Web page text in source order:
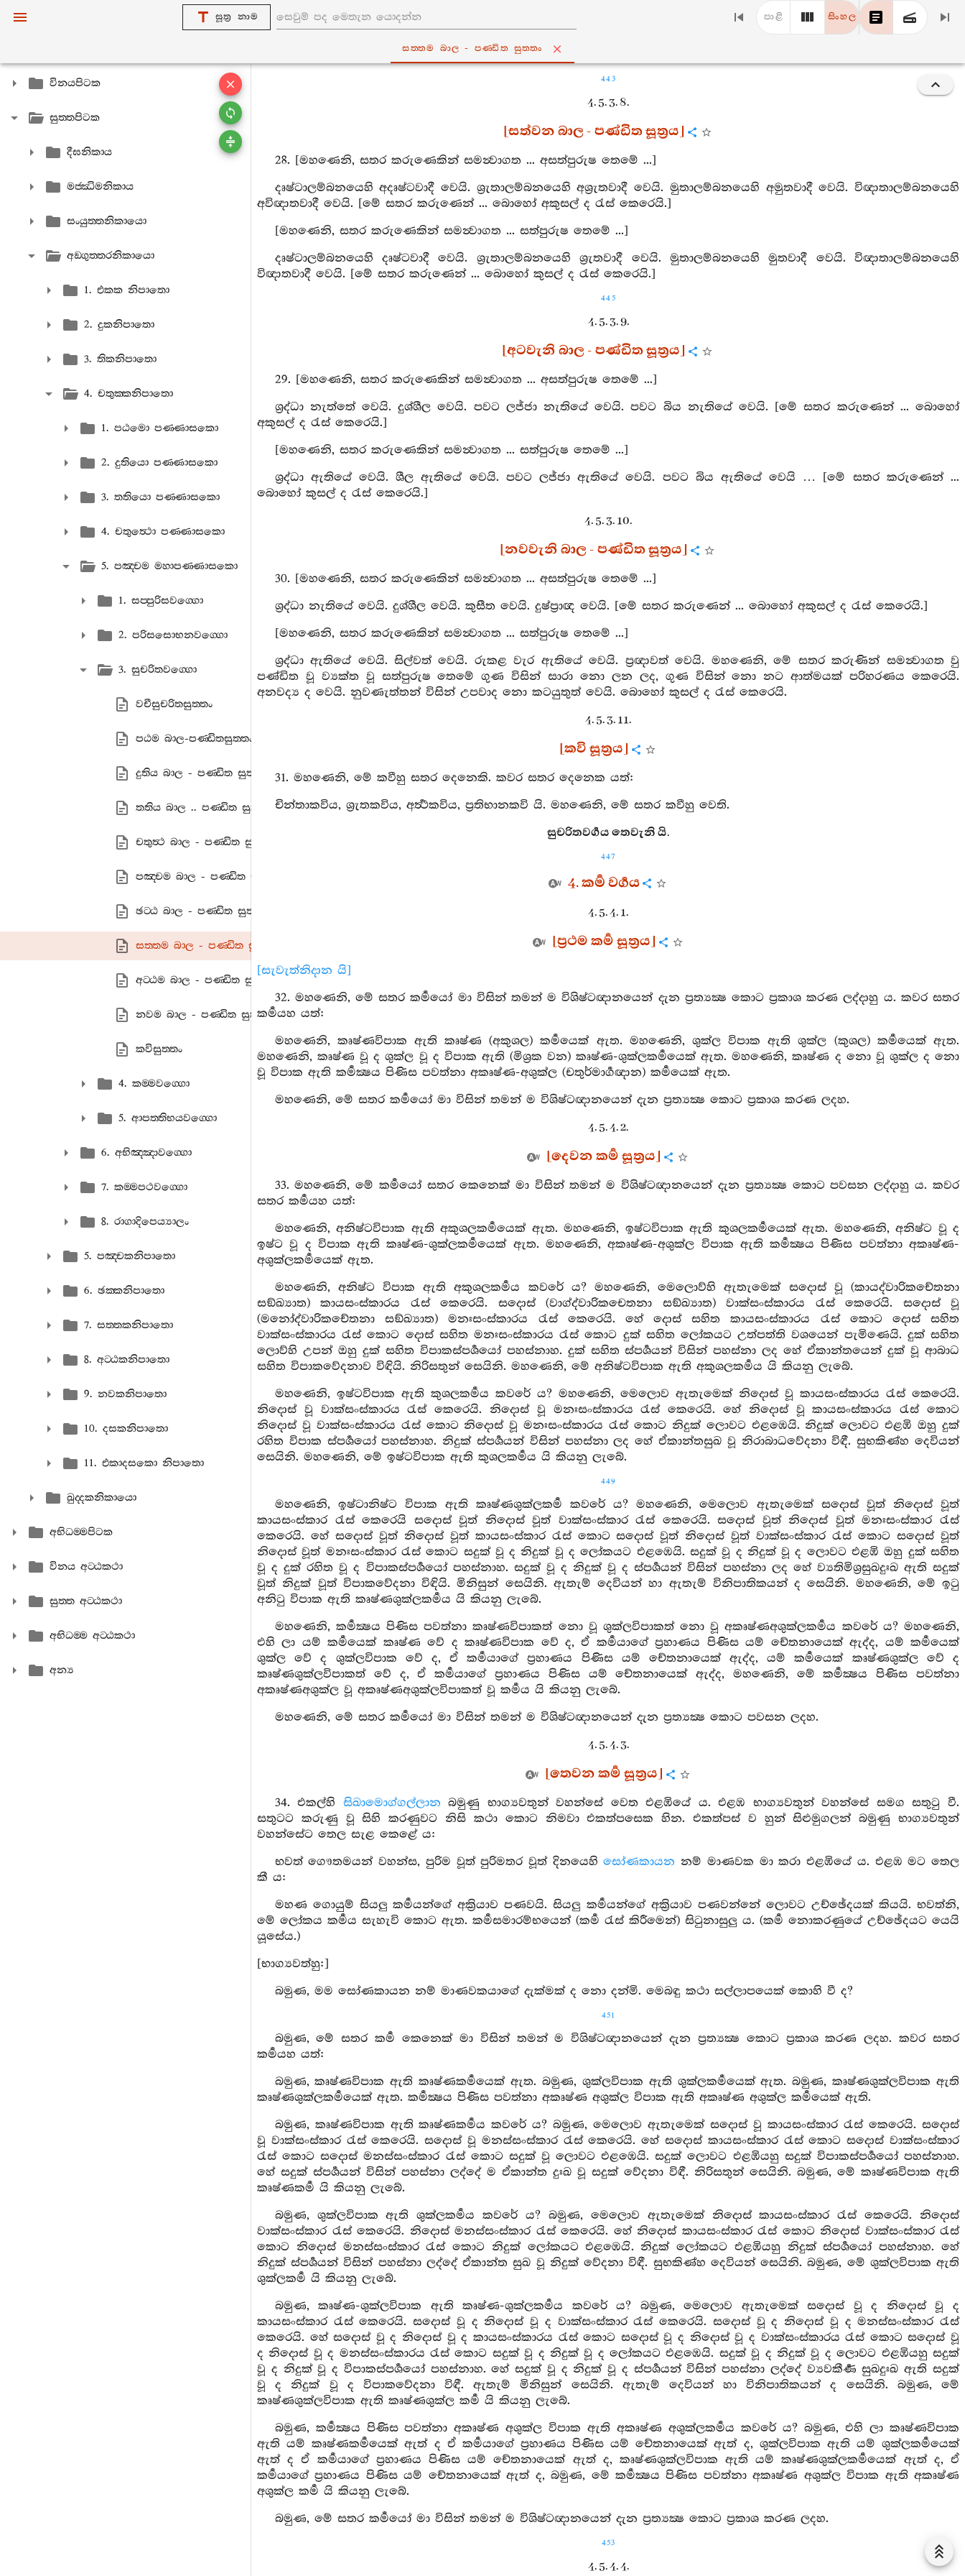
සූත්‍ර නාම පාළි සිංහල
සත‍්තම බාල - පණ‍්ඩිත සුත‍්තං
විනයපිටක
සුත‍්තපිටක
දීඝනිකාය
මජ‍්ඣිමනිකාය
සංයුත‍්තනිකායො
අඞ‍්ගුත‍්තරනිකායො
1. එකක නිපාතො
2. දුකනිපාතො
3. තිකනිපාතො
4. චතුක‍්කනිපාතො
1. පඨමො පණ‍්ණාසකො
2. දුතියො පණ‍්ණාසකො
3. තතියො පණ‍්ණාසකො
4. චතුත්‍ථො පණ‍්ණාසකො
5. පඤ‍්චම මහාපණ‍්ණාසකො
1. සප‍්පුරිසවග‍්ගො
2. පරිසසොභනවග‍්ගො
3. සුචරිතවග‍්ගො
වචීසුචරිතසුත‍්තං
පඨම බාල-පණ‍්ඩිතසුත‍්තං
දුතිය බාල - පණ‍්ඩිත සුත‍්තං
තතිය බාල .. පණ‍්ඩිත සුත‍්තං
චතුත්‍ථ බාල - පණ‍්ඩිත සුත‍්තං
පඤ‍්චම බාල - පණ‍්ඩිත සුත‍්තං
ඡට‍්ඨ බාල - පණ‍්ඩිත සුත‍්තං
සත‍්තම බාල - පණ‍්ඩිත සුත‍්තං
අට‍්ඨම බාල - පණ‍්ඩිත සුත‍්තං
නවම බාල - පණ‍්ඩිත සුත‍්තං
කවිසුත‍්තං
4. කම‍්මවග‍්ගො
5. ආපත‍්තිභයවග‍්ගො
6. අභිඤ‍්ඤාවග‍්ගො
7. කම‍්මපථවග‍්ගො
8. රාගාදිපෙය්‍යාලං
5. පඤ‍්චකනිපාතො
6. ඡක‍්කනිපාතො
7. සත‍්තකනිපාතො
8. අට‍්ඨකනිපාතො
9. නවකනිපාතො
10. දසකනිපාතො
11. එකාදසකො නිපාතො
ඛුද‍්දකනිකායො
අභිධම‍්මපිටක
විනය අට‍්ඨකථා
සුත‍්ත අට‍්ඨකථා
අභිධම‍්ම අට‍්ඨකථා
අන්‍ය
443
4. 5. 3. 8.
[සත්වන බාල - පණ්ඩිත සූත්‍රය]
28. [මහණෙනි, සතර කරුණෙකින් සමන්‍වාගත ... අසත්පුරුෂ තෙමේ ...]
දෘෂ්ටාලම්බනයෙහි අදෘෂ්ටවාදී වෙයි. ශ්‍රැතාලම්බනයෙහි අශ්‍රැතවාදී වෙයි. මුතාලම්බනයෙහි අමුතවාදී වෙයි. විඥාතාලම්බනයෙහි
අවිඥාතවාදී වෙයි. [මේ සතර කරුණෙන් ... බොහෝ අකුසල් ද රැස් කෙරෙයි.]
[මහණෙනි, සතර කරුණෙකින් සමන්‍වාගත ... සත්පුරුෂ තෙමේ ...]
දෘෂ්ටාලම්බනයෙහි දෘෂ්ටවාදී වෙයි. ශ්‍රැතාලම්බනයෙහි ශ්‍රැතවාදී වෙයි. මුතාලම්බනයෙහි මුතවාදී වෙයි. විඥාතාලම්බනයෙහි
විඥාතවාදී වෙයි. [මේ සතර කරුණෙන් ... බොහෝ කුසල් ද රැස් කෙරෙයි.]
445
4. 5. 3. 9.
[අටවැනි බාල - පණ්ඩිත සූත්‍රය]
29. [මහණෙනි, සතර කරුණෙකින් සමන්‍වාගත ... අසත්පුරුෂ තෙමේ ...]
ශ්‍රද්ධා නැත්තේ වෙයි. දුශ්ශීල වෙයි. පවට ලජ්ජා නැතියේ වෙයි. පවට බිය නැතියේ වෙයි. [මේ සතර කරුණෙන් ... බොහෝ
අකුසල් ද රැස් කෙරෙයි.]
[මහණෙනි, සතර කරුණෙකින් සමන්‍වාගත ... සත්පුරුෂ තෙමේ ...]
ශ්‍රද්ධා ඇතියේ වෙයි. ශීල ඇතියේ වෙයි. පවට ලජ්ජා ඇතියේ වෙයි. පවට බිය ඇතියේ වෙයි … [මේ සතර කරුණෙන් ...
බොහෝ කුසල් ද රැස් කෙරෙයි.]
4. 5. 3. 10.
[නවවැනි බාල - පණ්ඩිත සූත්‍රය]
30. [මහණෙනි, සතර කරුණෙකින් සමන්‍වාගත ... අසත්පුරුෂ තෙමේ ...]
ශ්‍රද්ධා නැතියේ වෙයි. දුශ්ශීල වෙයි. කුසීත වෙයි. දුෂ්ප්‍රාඥ වෙයි. [මේ සතර කරුණෙන් ... බොහෝ අකුසල් ද රැස් කෙරෙයි.]
[මහණෙනි, සතර කරුණෙකින් සමන්‍වාගත ... සත්පුරුෂ තෙමේ ...]
ශ්‍රද්ධා ඇතියේ වෙයි. සිල්වත් වෙයි. රුකළ වැර ඇතියේ වෙයි. ප්‍රඥාවත් වෙයි. මහණෙනි, මේ සතර කරුණින් සමන්‍වාගත වු
පණ්ඩිත වූ ව්‍යක්ත වූ සත්පුරුෂ තෙමේ ගුණ විසින් සාරා නො ලන ලද, ගුණ විසින් නො නට ආත්මයක් පරිහරණය කෙරෙයි.
අනවද්‍ය ද වෙයි. නුවණැත්තන් විසින් උපවාද නො කටයුතුත් වෙයි. බොහෝ කුසල් ද රැස් කෙරෙයි.
4. 5. 3. 11.
[කවි සූත්‍රය]
31. මහණෙනි, මේ කවීහු සතර දෙනෙකි. කවර සතර දෙනෙක යත්:
චින්තාකවිය, ශ්‍රැතකවිය, අර්‍ත්‍ථකවිය, ප්‍රතිභානකවි යි. මහණෙනි, මේ සතර කවීහු වෙති.
සුචරිතවර්‍ගය තෙවැනි යි.
447
4. කර්‍ම වර්‍ගය
4. 5. 4. 1.
[ප්‍රථම කර්‍ම සූත්‍රය]
[සැවැත්නිදාන යි]
32. මහණෙනි, මේ සතර කර්‍මයෝ මා විසින් තමන් ම විශිෂ්ටඥානයෙන් දැන ප්‍රත්‍යක්‍ෂ කොට ප්‍රකාශ කරණ ලද්දාහු ය. කවර සතර
කර්‍මයහ යත්:
මහණෙනි, කෘෂ්ණවිපාක ඇති කෘෂ්ණ (අකුශල) කර්‍මයෙක් ඇත. මහණෙනි, ශුක්ල විපාක ඇති ශුක්ල (කුශල) කර්‍මයෙක් ඇත.
මහණෙනි, කෘෂ්ණ වූ ද ශුක්ල වූ ද විපාක ඇති (මිශ්‍රක වන) කෘෂ්ණ-ශුක්ලකර්‍මයෙක් ඇත. මහණෙනි, කෘෂ්ණ ද නො වූ ශුක්ල ද නො
වූ විපාක ඇති කර්‍මක්‍ෂය පිණිස පවත්නා අකෘෂ්ණ-අශුක්ල (චතුර්මාර්‍ගඥාන) කර්‍මයෙක් ඇත.
මහණෙනි, මේ සතර කර්‍මයෝ මා විසින් තමන් ම විශිෂ්ටඥානයෙන් දැන ප්‍රත්‍යක්‍ෂ කොට ප්‍රකාශ කරණ ලදහ.
4. 5. 4. 2.
[දෙවන කර්‍ම සූත්‍රය]
33. මහණෙනි, මේ කර්‍මයෝ සතර කෙනෙක් මා විසින් තමන් ම විශිෂ්ටඥානයෙන් දැන ප්‍රත්‍යක්‍ෂ කොට පවසන ලද්දාහු ය. කවර
සතර කර්‍මයහ යත්:
මහණෙනි, අනිෂ්ටවිපාක ඇති අකුශලකර්‍මයෙක් ඇත. මහණෙනි, ඉෂ්ටවිපාක ඇති කුශලකර්‍මයෙක් ඇත. මහණෙනි, අනිෂ්ට වූ ද
ඉෂ්ට වූ ද විපාක ඇති කෘෂ්ණ-ශුක්ලකර්‍මයෙක් ඇත. මහණෙනි, අකෘෂ්ණ-අශුක්ල විපාක ඇති කර්‍මක්‍ෂය පිණිස පවත්නා අකෘෂ්ණ-
අශුක්ලකර්‍මයෙක් ඇත.
මහණෙනි, අනිෂ්ට විපාක ඇති අකුශලකර්‍මය කවරේ ය? මහණෙනි, මෙලොව්හි ඇතැමෙක් සදොස් වූ (කායද්වාරිකචේතනා
සඞ්ඛ්‍යාත) කායසංස්කාරය රැස් කෙරෙයි. සදොස් (වාග්ද්වාරිකචෙතනා සඞ්ඛ්‍යාත) වාක්සංස්කාරය රැස් කෙරෙයි. සදොස් වූ
(මනෝද්වාරිකචේතනා සඞ්ඛ්‍යාත) මනඃසංස්කාරය රැස් කෙරෙයි. හේ දොස් සහිත කායසංස්කාරය රැස් කොට දොස් සහිත
වාක්සංස්කාරය රැස් කොට දොස් සහිත මනඃසංස්කාරය රැස් කොට දුක් සහිත ලෝකයට උත්පත්ති වශයෙන් පැමිණෙයි. දුක් සහිත
ලොව්හි උපන් ඔහු දුක් සහිත විපාකස්පර්‍ශයෝ පහස්නාහ. දුක් සහිත ස්පර්‍ශයන් විසින් පහස්නා ලද හේ ඒකාන්තයෙන් දුක් වූ ආබාධ
සහිත විපාකවේදනාව විඳියි. නිරිසතුන් සෙයිනි. මහණෙනි, මේ අනිෂ්ටවිපාක ඇති අකුශලකර්‍මය යි කියනු ලැබේ.
මහණෙනි, ඉෂ්ටවිපාක ඇති කුශලකර්‍මය කවරේ ය? මහණෙනි, මෙලොව ඇතැමෙක් නිදොස් වූ කායසංස්කාරය රැස් කෙරෙයි.
නිදොස් වූ වාක්සංස්කාරය රැස් කෙරෙයි. නිදොස් වූ මනඃසංස්කාරය රැස් කෙරෙයි. හේ නිදොස් වූ කායසංස්කාරය රැස් කොට
නිදොස් වූ වාක්සංස්කාරය රැස් කොට නිදොස් වූ මනඃසංස්කාරය රැස් කොට නිදුක් ලොවට එළඹෙයි. නිදුක් ලොවට එළඹි ඔහු දුක්
රහිත විපාක ස්පර්‍ශයෝ පහස්නාහ. නිදුක් ස්පර්‍ශයන් විසින් පහස්නා ලද හේ ඒකාන්තසුඛ වූ නිරාබාධවේදනා විඳී. සුභකිණ්හ දෙවියන්
සෙයිනි. මහණෙනි, මේ ඉෂ්ටවිපාක ඇති කුශලකර්‍මය යි කියනු ලැබේ.
449
මහණෙනි, ඉෂ්ටානිෂ්ට විපාක ඇති කෘෂ්ණශුක්ලකර්‍ම කවරේ ය? මහණෙනි, මෙලොව ඇතැමෙක් සදොස් වූත් නිදොස් වූත්
කායසංස්කාර රැස් කෙරෙයි සදොස් වූත් නිදොස් වූත් වාක්සංස්කාර රැස් කෙරෙයි. සදොස් වූත් නිදොස් වූත් මනඃසංස්කාර රැස්
කෙරෙයි. හේ සදොස් වූත් නිදොස් වූත් කායසංස්කාර රැස් කොට සදොස් වූත් නිදොස් වූත් වාක්සංස්කාර රැස් කොට සදොස් වූත්
නිදොස් වූත් මනඃසංස්කාර රැස් කොට සදුක් වූ ද නිදුක් වූ ද ලෝකයට එළඹෙයි. සදුක් වූ ද නිදුක් වූ ද ලොවට එළඹි ඔහු දුක් සහිත
වූ ද දුක් රහිත වූ ද විපාකස්පර්‍ශයෝ පහස්නාහ. සදුක් වූ ද නිදුක් වූ ද ස්පර්‍ශයන් විසින් පහස්නා ලද හේ ව්‍යතිමිශ්‍රසුඛදුඃඛ ඇති සදුක්
වූත් නිදුක් වූත් විපාකවේදනා විඳියි. මිනිසුන් සෙයිනි. ඇතැම් දෙවියන් හා ඇතැම් විනිපාතිකයන් ද සෙයිනි. මහණෙනි, මේ ඉටු
අනිටු විපාක ඇති කෘෂ්ණශුක්ලකර්‍මය යි කියනු ලැබේ.
මහණෙනි, කර්‍මක්‍ෂය පිණිස පවත්නා කෘෂ්ණවිපාකත් නො වූ ශුක්ලවිපාකත් නො වූ අකෘෂ්ණඅශුක්ලකර්‍මය කවරේ ය? මහණෙනි,
එහි ලා යම් කර්‍මයෙක් කෘෂ්ණ වේ ද කෘෂ්ණවිපාක වේ ද, ඒ කර්‍මයාගේ ප්‍රහාණය පිණිස යම් චේතනායෙක් ඇද්ද, යම් කර්‍මයෙක්
ශුක්ල වේ ද ශුක්ලවිපාක වේ ද, ඒ කර්‍මයාගේ ප්‍රහාණය පිණිස යම් චේතනායෙක් ඇද්ද, යම් කර්‍මයෙක් කෘෂ්ණශුක්ල වේ ද
කෘෂ්ණශුක්ලවිපාකත් වේ ද, ඒ කර්‍මයාගේ ප්‍රහාණය පිණිස යම් චේතනායෙක් ඇද්ද, මහණෙනි, මේ කර්‍මක්‍ෂය පිණිස පවත්නා
අකෘෂ්ණඅශුක්ල වූ අකෘෂ්ණඅශුක්ලවිපාකත් වූ කර්‍මය යි කියනු ලැබේ.
මහණෙනි, මේ සතර කර්‍මයෝ මා විසින් තමන් ම විශිෂ්ටඥානයෙන් දැන ප්‍රත්‍යක්‍ෂ කොට පවසන ලදහ.
4. 5. 4. 3.
[තෙවන කර්‍ම සූත්‍රය]
34. එකල්හි සිඛාමොග්ගල්ලාන බමුණු භාග්‍යවතුන් වහන්සේ වෙත එළඹියේ ය. එළඹ භාග්‍යවතුන් වහන්සේ සමග සතුටු වී.
සතුටට කරුණු වූ සිහි කරණුවට නිසි කථා කොට නිමවා එකත්පසෙක හින. එකත්පස් ව හුන් සිළුමුගලන් බමුණු භාග්‍යවතුන්
වහන්සේට තෙල සැළ කෙළේ ය:
භවත් ගෞතමයන් වහන්ස, පුරිම වූත් පුරිමතර වූත් දිනයෙහිසෝණකායන නම් මාණවක මා කරා එළඹියේ ය. එළඹ මට තෙල
කී ය:
මහණ ගොයුම් සියලු කර්‍මයන්ගේ අක්‍රියාව පණවයි. සියලු කර්‍මයන්ගේ අක්‍රියාව පණවන්නේ ලොවට උච්ඡේදයක් කියයි. භවත්නි,
මේ ලෝකය කර්‍මය සැහැවි කොට ඇත. කර්‍මසමාරම්භයෙන් (කර්‍ම රැස් කිරීමෙන්) සිටුනාසුලු ය. (කර්‍ම නොකරණුයේ උච්ඡේදයට යෙයි
යූසේය.)
[භාග්‍යවත්හු:]
බමුණ, මම සෝණකායන නම් මාණවකයාගේ දැක්මක් ද නො දන්මි. මෙබඳු කථා සල්ලාපයෙක් කොහි වී ද?
451
බමුණ, මේ සතර කර්‍ම කෙනෙක් මා විසින් තමන් ම විශිෂ්ටඥානයෙන් දැන ප්‍රත්‍යක්‍ෂ කොට ප්‍රකාශ කරණ ලදහ. කවර සතර
කර්‍මයහ යත්:
බමුණ, කෘෂ්ණවිපාක ඇති කෘෂ්ණකර්‍මයෙක් ඇත. බමුණ, ශුක්ලවිපාක ඇති ශුක්ලකර්‍මයෙක් ඇත. බමුණ, කෘෂ්ණශුක්ලවිපාක ඇති
කෘෂ්ණශුක්ලකර්‍මයෙක් ඇත. කර්‍මක්‍ෂය පිණිස පවත්නා අකෘෂ්ණ අශුක්ල විපාක ඇති අකෘෂ්ණ අශුක්ල කර්‍මයෙක් ඇති.
බමුණ, කෘෂ්ණවිපාක ඇති කෘෂ්ණකර්‍මය කවරේ ය? බමුණ, මෙලොව ඇතැමෙක් සදොස් වූ කායසංස්කාර රැස් කෙරෙයි. සදොස්
වූ වාක්සංස්කාර රැස් කෙරෙයි. සදොස් වූ මනස්සංස්කාර රැස් කෙරෙයි. හේ සදොස් කායසංස්කාර රැස් කොට සදොස් වාක්සංස්කාර
රැස් කොට සදොස් මනස්සංස්කාර රැස් කොට සදුක් වූ ලොවට එළඹෙයි. සදුක් ලොවට එළඹියහු සදුක් විපාකස්පර්‍ශයෝ පහස්නාහ.
හේ සදුක් ස්පර්‍ශයන් විසින් පහස්නා ලද්දේ ම ඒකාන්ත දුඃඛ වූ සදුක් වේදනා විඳී. නිරිසතුන් සෙයිනි. බමුණ, මේ කෘෂ්ණවිපාක ඇති
කෘෂ්ණකර්‍ම යි කියනු ලැබේ.
බමුණ, ශුක්ලවිපාක ඇති ශුක්ලකර්‍මය කවරේ ය? බමුණ, මෙලොව ඇතැමෙක් නිදොස් කායසංස්කාර රැස් කෙරෙයි. නිදොස්
වාක්සංස්කාර රැස් කෙරෙයි. නිදොස් මනස්සංස්කාර රැස් කෙරෙයි. හේ නිදොස් කායසංස්කාර රැස් කොට නිදොස් වාක්සංස්කාර රැස්
කොට නිදොස් මනස්සංස්කාර රැස් කොට නිදුක් ලෝකයට එළඹෙයි. නිදුක් ලෝකයට එළඹියහු නිදුක් ස්පර්‍ශයෝ පහස්නාහ. හේ
නිදුක් ස්පර්‍ශයන් විසින් පහස්නා ලද්දේ ඒකාන්ත සුඛ වූ නිදුක් වේදනා විඳී. සුභකිණ්හ දෙවියන් සෙයිනි. බමුණ, මේ ශුක්ලවිපාක ඇති
ශුක්ලකර්‍ම යි කියනු ලැබේ.
බමුණ, කෘෂ්ණ-ශුක්ලවිපාක ඇති කෘෂ්ණ-ශුක්ලකර්‍මය කවරේ ය? බමුණ, මෙලොව ඇතැමෙක් සදොස් වූ ද නිදොස් වූ ද
කායසංස්කාර රැස් කෙරෙයි. සදොස් වූ ද නිදොස් වූ ද වාක්සංස්කාර රැස් කෙරෙයි. සදොස් වූ ද නිදොස් වූ ද මනස්සංස්කාර රැස්
කෙරෙයි. හේ සදොස් වූ ද නිදොස් වූ ද කායසංස්කාරය රැස් කොට සදොස් වූ ද නිදොස් වූ ද වාක්සංස්කාරය රැස් කොට සදොස් වූ
ද නිදොස් වූ ද මනස්සංස්කාරය රැස් කොට සදුක් වූ ද නිදුක් වූ ද ලෝකයට එළඹෙයි. සදුක් වූ ද නිදුක් වූ ද ලොවට එළඹියහු සදුක්
වූ ද නිදුක් වූ ද විපාකස්පර්‍ශයෝ පහස්නාහ. හේ සදුක් වූ ද නිදුක් වූ ද ස්පර්‍ශයන් විසින් පහස්නා ලද්දේ ව්‍යවකීර්‍ණ සුඛදුඃඛ ඇති සදුක්
වූ ද නිදුක් වූ ද විපාකවේදනා විඳී. ඇතැම් මිනිසුන් සෙයිනි. ඇතැම් දෙවියන් හා විනිපාතිකයන් ද සෙයිනි. බමුණ, මේ
කෘෂ්ණශුක්ලවිපාක ඇති කෘෂ්ණශුක්ල කර්‍ම යි කියනු ලැබේ.
බමුණ, කර්‍මක්‍ෂය පිණිස පවත්නා අකෘෂ්ණ අශුක්ල විපාක ඇති අකෘෂ්ණ අශුක්ලකර්‍මය කවරේ ය? බමුණ, එහි ලා කෘෂ්ණවිපාක
ඇති යම් කෘෂ්ණකර්‍මයෙක් ඇත් ද ඒ කර්‍මයාගේ ප්‍රහාණය පිණිස යම් චේතනායෙක් ඇත් ද, ශුක්ලවිපාක ඇති යම් ශුක්ලකර්‍මයෙක්
ඇත් ද ඒ කර්‍මයාගේ ප්‍රහාණය පිණිස යම් චේතනායෙක් ඇත් ද, කෘෂ්ණශුක්ලවිපාක ඇති යම් කෘෂ්ණශුක්ලකර්‍මයෙක් ඇත් ද, ඒ
කර්‍මයාගේ ප්‍රහාණය පිණිස යම් චේතනායෙක් ඇත් ද, බමුණ, මේ කර්‍මක්‍ෂය පිණිස පවත්නා අකෘෂ්ණ අශුක්ල විපාක ඇති අකෘෂ්ණ
අශුක්ල කර්‍ම යි කියනු ලැබේ.
බමුණ, මේ සතර කර්‍මයෝ මා විසින් තමන් ම විශිෂ්ටඥානයෙන් දැන ප්‍රත්‍යක්‍ෂ කොට ප්‍රකාශ කරණ ලදහ.
453
4. 5. 4. 4.